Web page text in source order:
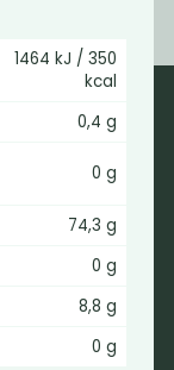
1464 kJ / 350
kcal
0,4 g
0 g
74,3 g
0 g
8,8 g
0 g